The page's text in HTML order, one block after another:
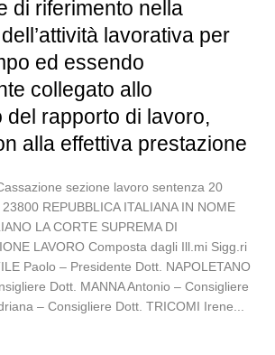
di riferimento nella
lavorativa per
ed essendo
collegato allo
del rapporto di lavoro,
alla effettiva prestazione
sezione lavoro sentenza 20
REPUBBLICA ITALIANA IN NOME
LA CORTE SUPREMA DI
LAVORO Composta dagli Ill.mi Sigg.ri
Paolo – Presidente Dott. NAPOLETANO
Dott. MANNA Antonio – Consigliere
– Consigliere Dott. TRICOMI Irene...